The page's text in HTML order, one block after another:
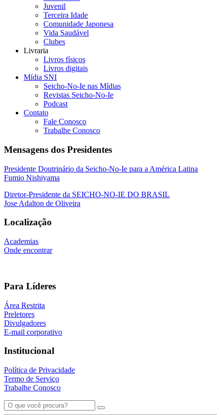
Juvenil
Terceira Idade
Comunidade Japonesa
Vida Saudável
Clubes
Livraria
Livros físicos
Livros digitais
Mídia SNI
Seicho-No-Ie nas Mídias
Revistas Seicho-No-Ie
Podcast
Contato
Fale Conosco
Trabalhe Conosco
Mensagens dos Presidentes
Presidente Doutrinário da Seicho-No-Ie para a América Latina
Fumio Nishiyama
Diretor-Presidente da SEICHO-NO-IE DO BRASIL
Jose Adalton de Oliveira
Localização
Academias
Onde encontrar
Para Líderes
Área Restrita
Preletores
Divulgadores
E-mail corporativo
Institucional
Política de Privacidade
Termo de Serviço
Trabalhe Conosco